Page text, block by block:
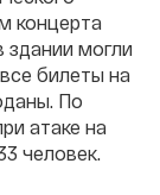
концерта
здании могли
билеты на
По
атаке на
человек.